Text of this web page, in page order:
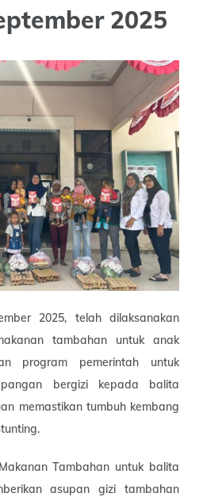
2025
2025, telah dilaksanakan
tambahan untuk anak
program pemerintah untuk
bergizi kepada balita
memastikan tumbuh kembang
Tambahan untuk balita
asupan gizi tambahan